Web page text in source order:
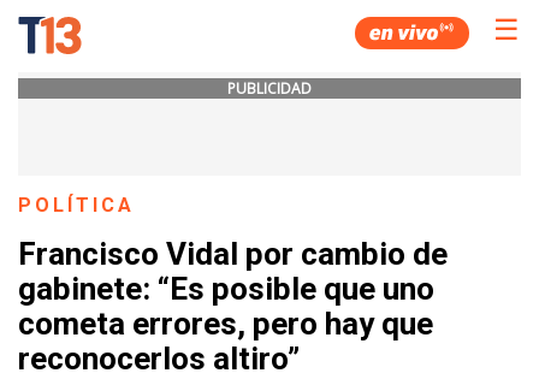
☰
PUBLICIDAD
POLÍTICA
Francisco Vidal por cambio de
gabinete: “Es posible que uno
cometa errores, pero hay que
reconocerlos altiro”